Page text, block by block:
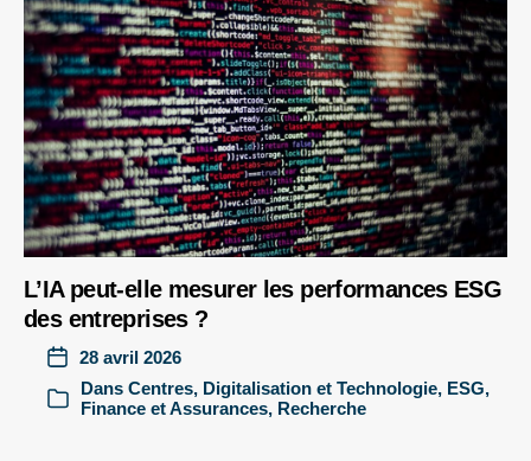
L’IA peut-elle mesurer les performances ESG
des entreprises ?
28 avril 2026
Dans Centres, Digitalisation et Technologie, ESG,
Finance et Assurances, Recherche